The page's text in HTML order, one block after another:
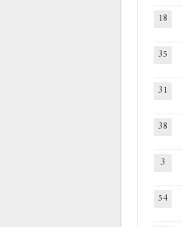
18
35
31
38
3
54